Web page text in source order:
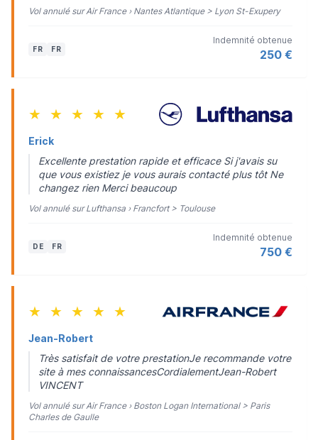
Vol annulé sur Air France › Nantes Atlantique > Lyon St-Exupery
FR FR
Indemnité obtenue
250 €
★ ★ ★ ★ ★
Erick
Excellente prestation rapide et efficace Si j'avais su
que vous existiez je vous aurais contacté plus tôt Ne
changez rien Merci beaucoup
Vol annulé sur Lufthansa › Francfort > Toulouse
DE FR
Indemnité obtenue
750 €
★ ★ ★ ★ ★
Jean-Robert
Très satisfait de votre prestationJe recommande votre
site à mes connaissancesCordialementJean-Robert
VINCENT
Vol annulé sur Air France › Boston Logan International > Paris
Charles de Gaulle